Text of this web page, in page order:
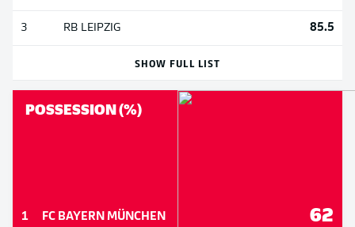
3 RB LEIPZIG 85.5
SHOW FULL LIST
POSSESSION (%)
1 FC BAYERN MÜNCHEN 62